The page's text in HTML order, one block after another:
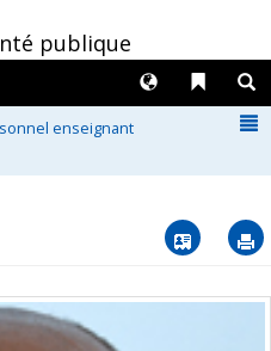
publique
Liens
Langues
enseignant
Vcard